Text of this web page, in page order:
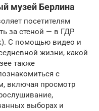
музей Берлина
посетителям
за стеной — в ГДР
С помощью видео и
жизни, какой
также
с
включая просмотр
выборах и